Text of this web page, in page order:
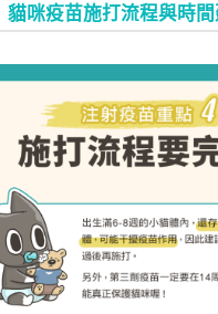
貓咪疫苗施打流程與時